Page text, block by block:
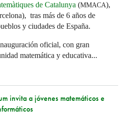
de Catalunya (MMACA),
tras más de 6 años de
y ciudades de España.
oficial, con gran
matemática y educativa...
invita a jóvenes matemáticos e